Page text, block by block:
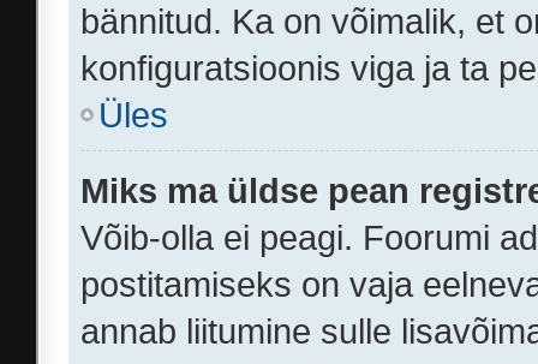
bännitud. Ka on võimalik, et
konfiguratsioonis viga ja ta
Üles
Miks ma üldse pean
Võib-olla ei peagi. Foorumi
postitamiseks on vaja
annab liitumine sulle